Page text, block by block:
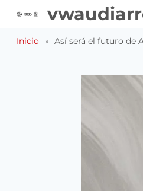
Inicio » Así será el futuro de